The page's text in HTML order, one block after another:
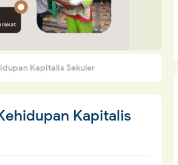
Kapitalis Sekuler
Kapitalis